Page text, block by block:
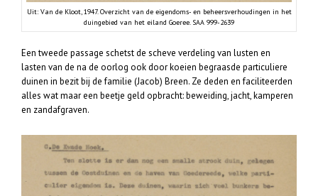
Uit: Van de Kloot, 1947. Overzicht van de eigendoms- en beheersverhoudingen in het
duingebied van het eiland Goeree. SAA 999-2639
Een tweede passage schetst de scheve verdeling van lusten en
lasten van de na de oorlog ook door koeien begraasde particuliere
duinen in bezit bij de familie (Jacob) Breen. Ze deden en faciliteerden
alles wat maar een beetje geld opbracht: beweiding, jacht, kamperen
en zandafgraven.